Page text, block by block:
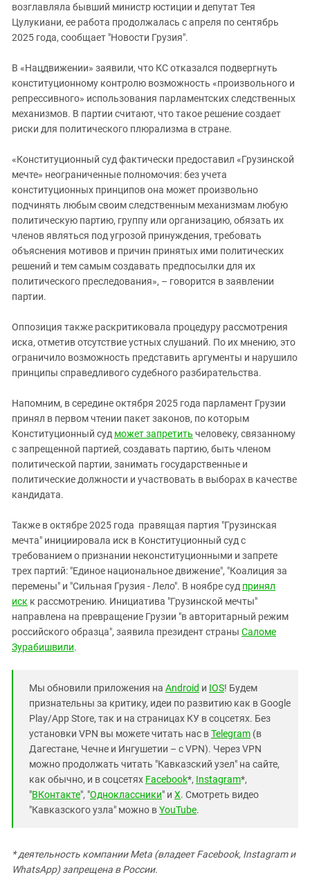
возглавляла бывший министр юстиции и депутат Тея
Цулукиани, ее работа продолжалась с апреля по сентябрь
2025 года, сообщает "Новости Грузия".
В «Нацдвижении» заявили, что КС отказался подвергнуть
конституционному контролю возможность «произвольного и
репрессивного» использования парламентских следственных
механизмов. В партии считают, что такое решение создает
риски для политического плюрализма в стране.
«Конституционный суд фактически предоставил «Грузинской
мечте» неограниченные полномочия: без учета
конституционных принципов она может произвольно
подчинять любым своим следственным механизмам любую
политическую партию, группу или организацию, обязать их
членов являться под угрозой принуждения, требовать
объяснения мотивов и причин принятых ими политических
решений и тем самым создавать предпосылки для их
политического преследования», – говорится в заявлении
партии.
Оппозиция также раскритиковала процедуру рассмотрения
иска, отметив отсутствие устных слушаний. По их мнению, это
ограничило возможность представить аргументы и нарушило
принципы справедливого судебного разбирательства.
Напомним, в середине октября 2025 года парламент Грузии
принял в первом чтении пакет законов, по которым
Конституционный суд может запретить человеку, связанному
с запрещенной партией, создавать партию, быть членом
политической партии, занимать государственные и
политические должности и участвовать в выборах в качестве
кандидата.
Также в октябре 2025 года правящая партия "Грузинская
мечта" инициировала иск в Конституционный суд с
требованием о признании неконституционными и запрете
трех партий: "Единое национальное движение", "Коалиция за
перемены" и "Сильная Грузия - Лело". В ноябре суд принял
иск к рассмотрению. Инициатива "Грузинской мечты"
направлена на превращение Грузии "в авторитарный режим
российского образца", заявила президент страны Саломе
Зурабишвили.
Мы обновили приложения на Android и IOS! Будем
признательны за критику, идеи по развитию как в Google
Play/App Store, так и на страницах КУ в соцсетях. Без
установки VPN вы можете читать нас вTelegram (в
Дагестане, Чечне и Ингушетии – с VPN). Через VPN
можно продолжать читать "Кавказский узел" на сайте,
как обычно, и в соцсетях Facebook*, Instagram*,
"ВКонтакте", "Одноклассники" и X. Смотреть видео
"Кавказского узла" можно вYouTube.
* деятельность компании Meta (владеет Facebook, Instagram и
WhatsApp) запрещена в России.